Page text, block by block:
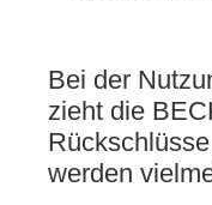
Bei der
zieht die
werden